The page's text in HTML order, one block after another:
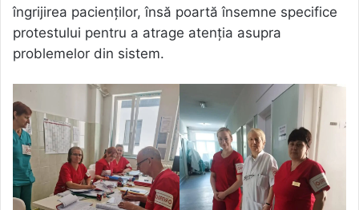
îngrijirea pacienților, însă poartă însemne specifice
protestului pentru a atrage atenția asupra
problemelor din sistem.